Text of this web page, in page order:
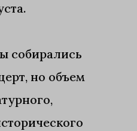
собирались
но объем